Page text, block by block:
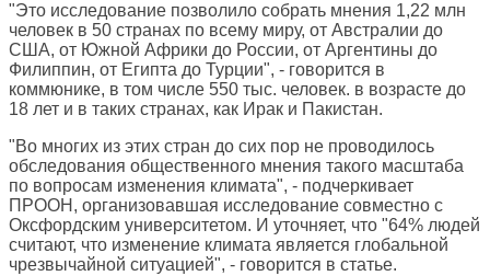
"Это исследование позволило собрать мнения 1,22 млн
человек в 50 странах по всему миру, от Австралии до
США, от Южной Африки до России, от Аргентины до
Филиппин, от Египта до Турции", - говорится в
коммюнике, в том числе 550 тыс. человек. в возрасте до
18 лет и в таких странах, как Ирак и Пакистан.
"Во многих из этих стран до сих пор не проводилось
обследования общественного мнения такого масштаба
по вопросам изменения климата", - подчеркивает
ПРООН, организовавшая исследование совместно с
Оксфордским университетом. И уточняет, что "64% людей
считают, что изменение климата является глобальной
чрезвычайной ситуацией", - говорится в статье.